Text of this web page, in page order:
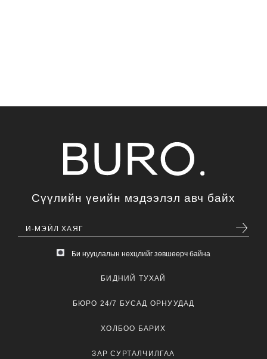
Сүүлийн үеийн мэдээлэл авч байх
Би нууцлалын нөхцлийг зөвшөөрч байна
БИДНИЙ ТУХАЙ
БЮРО 24/7 БУСАД ОРНУУДАД
ХОЛБОО БАРИХ
ЗАР СУРТАЛЧИЛГАА